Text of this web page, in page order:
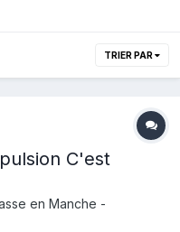
TRIER PAR
C'est
en Manche -